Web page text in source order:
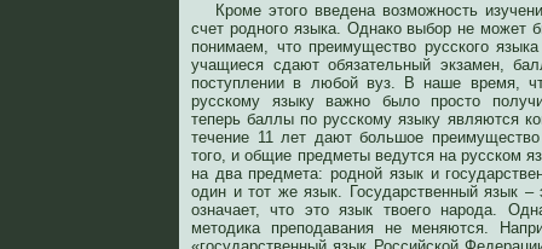
Кроме этого введена возможность
счет родного языка. Однако выбор не может
понимаем, что преимущество русского
учащиеся сдают обязательный экзамен,
поступлении в любой вуз. В наше время,
русскому языку важно было просто
теперь баллы по русскому языку являются
течение 11 лет дают большое
того, и общие предметы ведутся на русском
на два предмета: родной язык и
один и тот же язык. Государственный язык –
означает, что это язык твоего народа.
методика преподавания не меняются.